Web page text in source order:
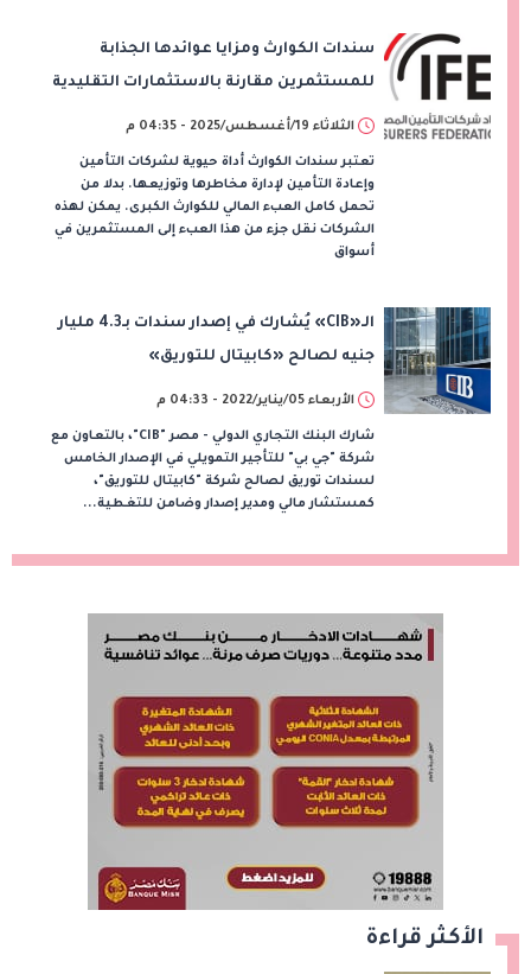
سندات الكوارث ومزايا عوائدها الجذابة
للمستثمرين مقارنة بالاستثمارات التقليدية
الثلاثاء 19/أغسطس/2025 - 04:35 م
تعتبر سندات الكوارث أداة حيوية لشركات التأمين
وإعادة التأمين لإدارة مخاطرها وتوزيعها. بدلا من
تحمل كامل العبء المالي للكوارث الكبرى. يمكن لهذه
الشركات نقل جزء من هذا العبء إلى المستثمرين في
أسواق
الـ«CIB» يُشارك في إصدار سندات بـ4.3 مليار
جنيه لصالح «كابيتال للتوريق»
الأربعاء 05/يناير/2022 - 04:33 م
شارك البنك التجاري الدولي - مصر "CIB"، بالتعاون مع
شركة "جي بي" للتأجير التمويلي في الإصدار الخامس
لسندات توريق لصالح شركة "كابيتال للتوريق"،
كمستشار مالي ومدير إصدار وضامن للتغطية...
الأكثر قراءة